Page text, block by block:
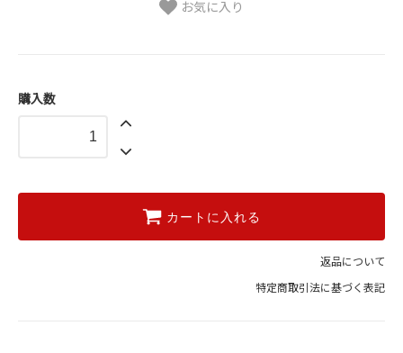
お気に入り
購入数
カートに入れる
返品について
特定商取引法に基づく表記